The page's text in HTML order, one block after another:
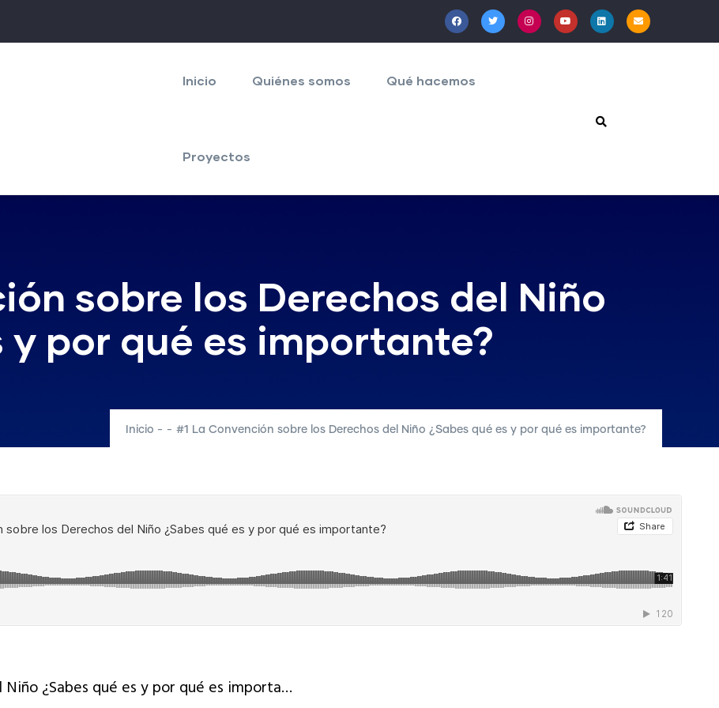
principal
Inicio Quiénes somos Qué hacemos
Proyectos
sobre los Derechos del Niño
y por qué es importante?
Inicio - - #1 La Convención sobre los Derechos del Niño ¿Sabes qué es y por qué es importante?
¿Sabes qué es y por qué es importa…